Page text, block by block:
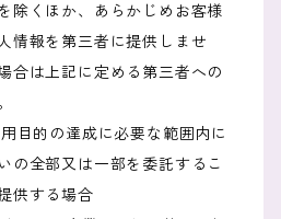
除くほか、あらかじめお客様
情報を第三者に提供しませ
合は上記に定める第三者への
目的の達成に必要な範囲内に
の全部又は一部を委託するこ
供する場合